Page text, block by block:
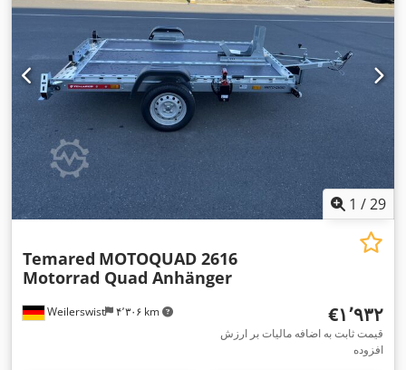
1 /29
Weilerswist ۴٬۳۰۶ km
Temared MOTOQUAD 2616
Motorrad Quad Anhänger
‎€۱٬۹۳۲
قیمت ثابت به اضافه مالیات بر ارزش
افزوده